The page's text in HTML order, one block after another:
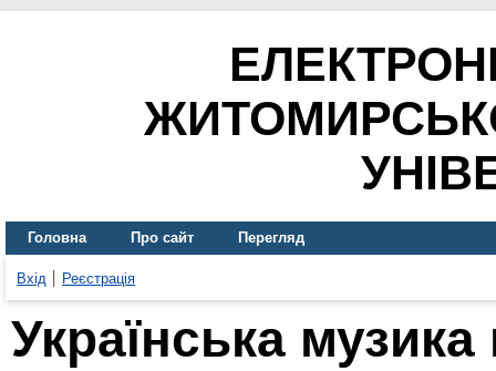
Головна Про сайт Перегляд
Вхід Реєстрація
Українська музика